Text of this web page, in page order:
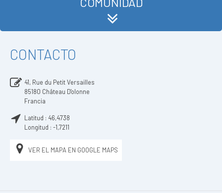
CONTACTO
41, Rue du Petit Versailles
85180 Château D'olonne
Francia
Latitud : 46,4738
Longitud : -1,7211
VER EL MAPA EN GOOGLE MAPS